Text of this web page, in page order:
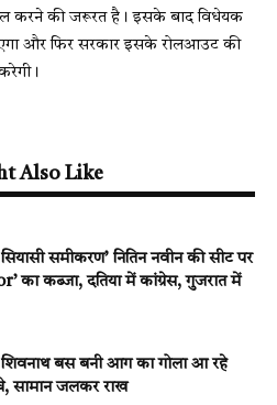
करने की जरूरत है। इसके बाद विधेयक
और फिर सरकार इसके रोलआउट की
Also Like
समीकरण’ नितिन नवीन की सीट पर
का कब्जा, दतिया में कांग्रेस, गुजरात में
बस बनी आग का गोला आ रहे
सामान जलकर राख